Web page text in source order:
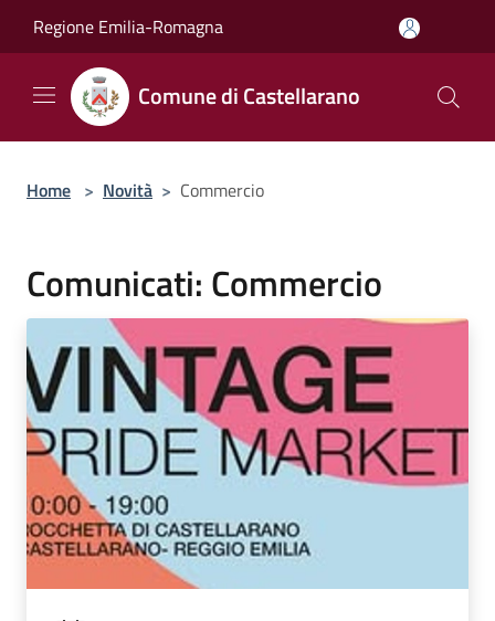
Regione Emilia-Romagna
Comune di Castellarano
Home > Novità > Commercio
Comunicati: Commercio